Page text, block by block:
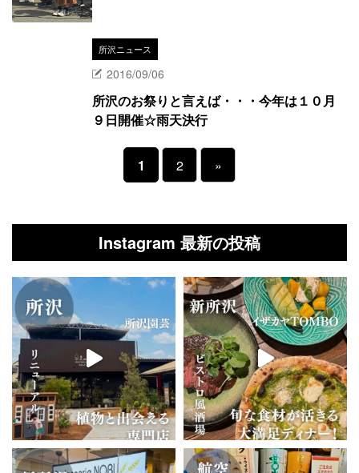
所沢ニュース
2016/09/06
所沢のお祭りと言えば・・・今年は１０月
９日開催☆雨天決行
1 2 »
Instagram 最新の投稿